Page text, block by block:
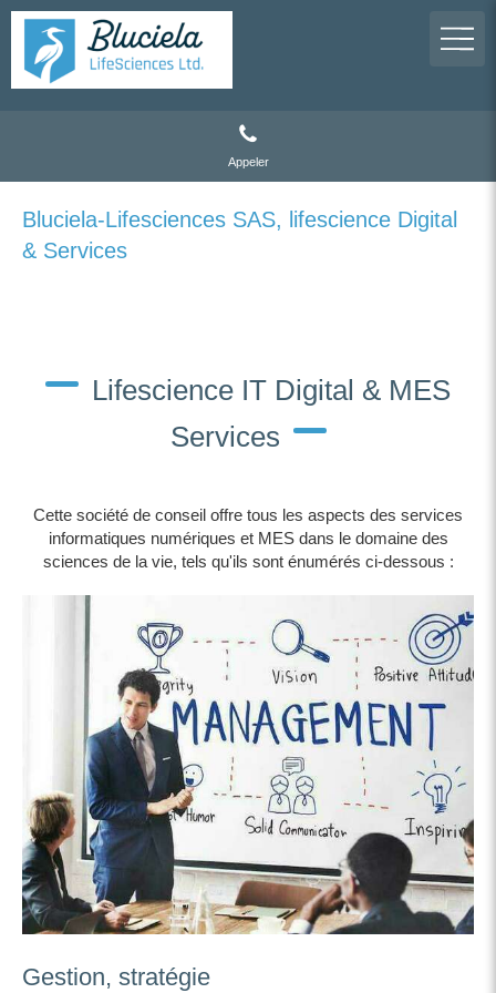
Appeler
Bluciela-Lifesciences SAS, lifescience Digital
& Services
Lifescience IT Digital & MES
Services
Cette société de conseil offre tous les aspects des services
informatiques numériques et MES dans le domaine des
sciences de la vie, tels qu'ils sont énumérés ci-dessous :
Gestion, stratégie